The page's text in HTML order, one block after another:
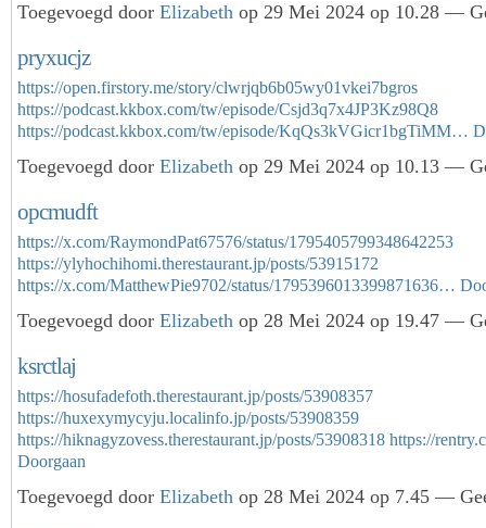
Toegevoegd door Elizabeth op 29 Mei 2024 op 10.28 —
pryxucjz
https://open.firstory.me/story/clwrjqb6b05wy01vkei7bgros
https://podcast.kkbox.com/tw/episode/Csjd3q7x4JP3Kz98Q8
https://podcast.kkbox.com/tw/episode/KqQs3kVGicr1bgTiMM…
Toegevoegd door Elizabeth op 29 Mei 2024 op 10.13 —
opcmudft
https://x.com/RaymondPat67576/status/1795405799348642253
https://ylyhochihomi.therestaurant.jp/posts/53915172
https://x.com/MatthewPie9702/status/1795396013399871636…
Toegevoegd door Elizabeth op 28 Mei 2024 op 19.47 —
ksrctlaj
https://hosufadefoth.therestaurant.jp/posts/53908357
https://huxexymycyju.localinfo.jp/posts/53908359
https://hiknagyzovess.therestaurant.jp/posts/53908318 https://
Doorgaan
Toegevoegd door Elizabeth op 28 Mei 2024 op 7.45 —